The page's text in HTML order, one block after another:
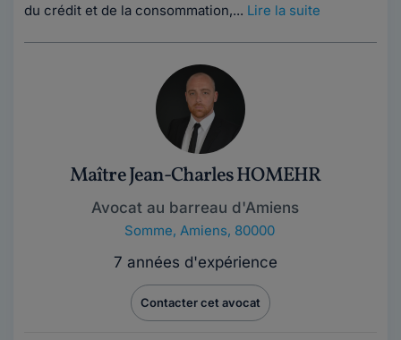
du crédit et de la consommation,... Lire la suite
Maître Jean-Charles HOMEHR
Avocat au barreau d'Amiens
Somme, Amiens, 80000
7 années d'expérience
Contacter cet avocat